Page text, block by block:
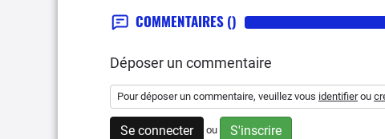
COMMENTAIRES ()
Déposer un commentaire
Pour déposer un commentaire, veuillez vous identifierou
Se connecter ou S'inscrire